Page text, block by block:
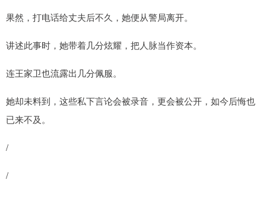
果然，打电话给丈夫后不久，她便从警局离开。
讲述此事时，她带着几分炫耀，把人脉当作资本。
连王家卫也流露出几分佩服。
她却未料到，这些私下言论会被录音，更会被公开，如今后悔也
已来不及。
/
/